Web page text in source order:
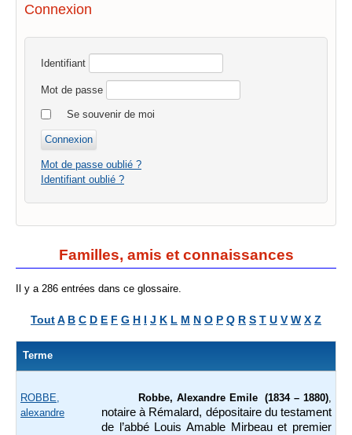
Connexion
Identifiant
Mot de passe
Se souvenir de moi
Mot de passe oublié ?
Identifiant oublié ?
Familles, amis et connaissances
Il y a 286 entrées dans ce glossaire.
ToutA B C D E F G H I J K L M N O P Q R S T U V W X Z
Terme
ROBBE,
alexandre
Robbe, Alexandre Emile (1834 – 1880),
notaire à Rémalard, dépositaire du testament
de l’abbé Louis Amable Mirbeau et premier